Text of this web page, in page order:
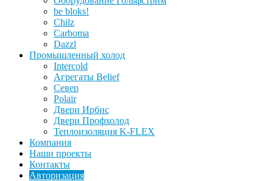
be bloks!
Chilz
Carboma
Dazzl
Промышленный холод
Intercold
Агрегаты Belief
Север
Polair
Двери Ирбис
Двери Профхолод
Теплоизоляция K-FLEX
Компания
Наши проекты
Контакты
Авторизация